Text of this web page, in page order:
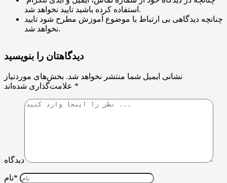
استفاده کرده باشید تایید نخواهد شد.
چنانچه دیدگاهی بی ارتباط با موضوع آموزش مطرح شود تایید
نخواهد شد.
دیدگاهتان را بنویسید
نشانی ایمیل شما منتشر نخواهد شد. بخش‌های موردنیاز
*
دیدگاه
نام*